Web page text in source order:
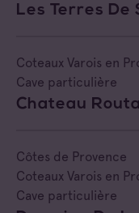
Les Terres De
Coteaux Varois en
Cave particulière
Chateau
Côtes de Provence
Coteaux Varois en
Cave particulière